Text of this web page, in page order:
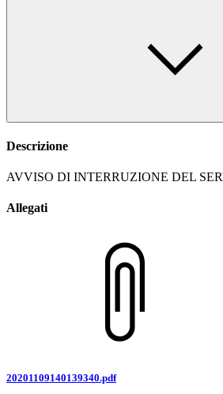
Descrizione
AVVISO DI INTERRUZIONE DEL
Allegati
20201109140139340.pdf